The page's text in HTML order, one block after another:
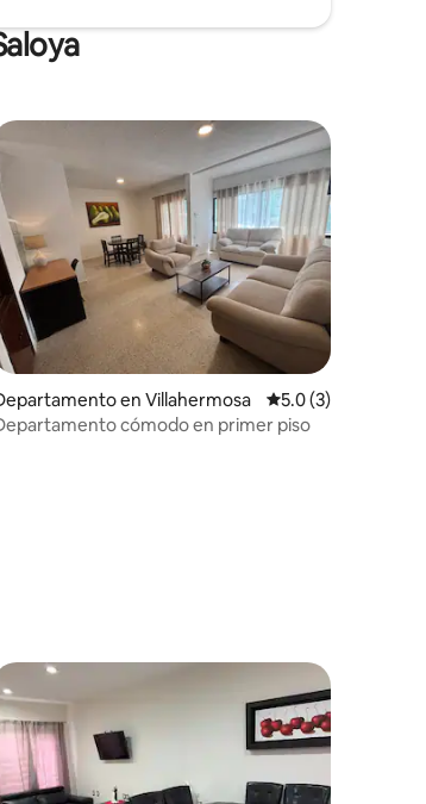
promedio: 5.0 de 5; 6 evaluaciones
en Villahermosa Calificación
5.0 (3)
cómodo en primer piso